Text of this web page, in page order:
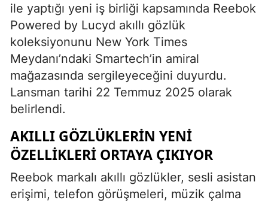
ile yaptığı yeni iş birliği kapsamında Reebok
Powered by Lucyd akıllı gözlük
koleksiyonunu New York Times
Meydanı’ndaki Smartech’in amiral
mağazasında sergileyeceğini duyurdu.
Lansman tarihi 22 Temmuz 2025 olarak
belirlendi.
AKILLI GÖZLÜKLERIN YENI
ÖZELLIKLERI ORTAYA ÇIKIYOR
Reebok markalı akıllı gözlükler, sesli asistan
erişimi, telefon görüşmeleri, müzik çalma